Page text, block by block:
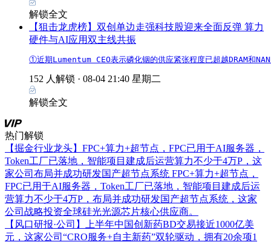
解锁全文
【狙击龙虎榜】双创单边走强科技股迎来全面反弹 算力
硬件与AI应用双主线共振
①近期Lumentum CEO表示磷化铟的供应紧张程度已超越DRAM和
152 人解锁 · 08-04 21:40 星期二
解锁全文
热门解锁
【掘金行业龙头】FPC+算力+超节点，FPC已用于AI服务器，
Token工厂已落地，智能项目建成后运营算力不少于4万P，这
家公司布局并成功研发国产超节点系统 FPC+算力+超节点，
FPC已用于AI服务器，Token工厂已落地，智能项目建成后运
营算力不少于4万P，布局并成功研发国产超节点系统，这家
公司战略投资全球硅光光源芯片核心供应商。
【风口研报·公司】上半年中国创新药BD交易接近1000亿美
元，这家公司“CRO服务+自主新药”双轮驱动，拥有20余项1